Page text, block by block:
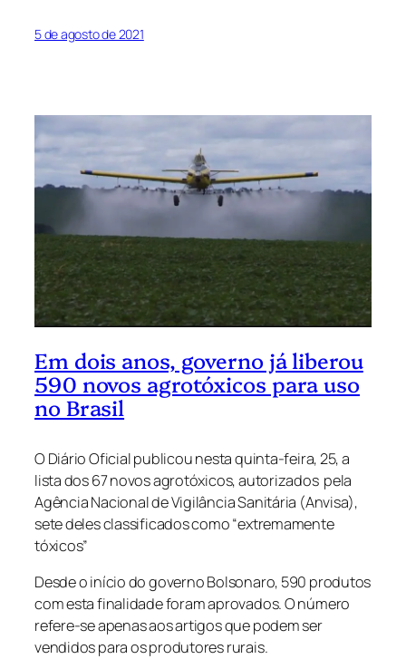
5 de agosto de 2021
Em dois anos, governo já liberou
590 novos agrotóxicos para uso
no Brasil
O Diário Oficial publicou nesta quinta-feira, 25, a
lista dos 67 novos agrotóxicos, autorizados pela
Agência Nacional de Vigilância Sanitária (Anvisa),
sete deles classificados como “extremamente
tóxicos”
Desde o início do governo Bolsonaro, 590 produtos
com esta finalidade foram aprovados. O número
refere-se apenas aos artigos que podem ser
vendidos para os produtores rurais.